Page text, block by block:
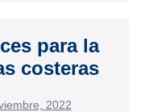
para la
costeras
2022